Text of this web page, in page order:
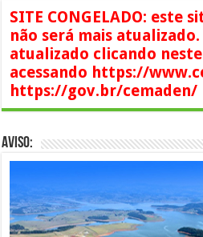
SITE CONGELADO: este
não será mais
atualizado clicando
acessando https://
https://gov.br/cemaden/
AVISO: